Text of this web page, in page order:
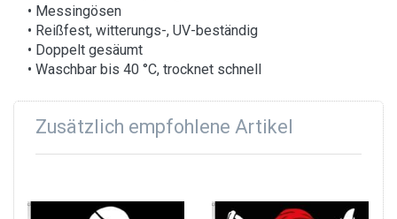
• Messingösen
• Reißfest, witterungs-, UV-beständig
• Doppelt gesäumt
• Waschbar bis 40 °C, trocknet schnell
Zusätzlich empfohlene Artikel